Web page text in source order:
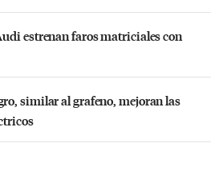
estrenan faros matriciales con
similar al grafeno, mejoran las